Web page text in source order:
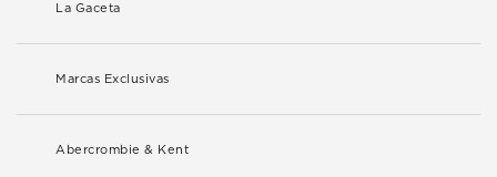
La Gaceta
Marcas Exclusivas
Abercrombie & Kent